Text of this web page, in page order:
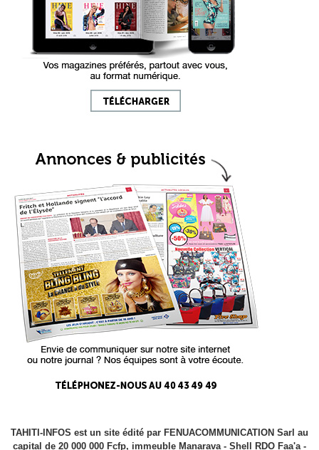
TAHITI-INFOS est un site édité par FENUACOMMUNICATION Sarl au
capital de 20 000 000 Fcfp, immeuble Manarava - Shell RDO Faa'a -